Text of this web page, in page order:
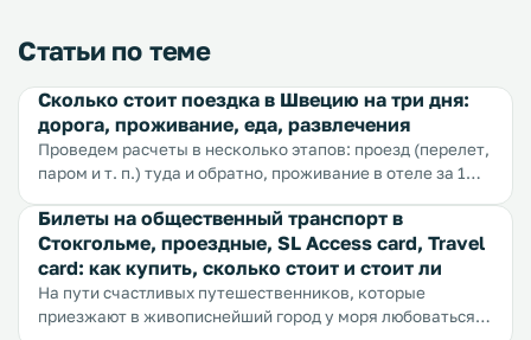
Статьи по теме
Сколько стоит поездка в Швецию на три дня:
дорога, проживание, еда, развлечения
Проведем расчеты в несколько этапов: проезд (перелет,
паром и т. п.) туда и обратно, проживание в отеле за 1
В расчетах мы будем брать средние цены...
Билеты на общественный транспорт в
Стокгольме, проездные, SL Access card, Travel
card: как купить, сколько стоит и стоит ли
На пути счастливых путешественников, которые
приезжают в живописнейший город у моря любоваться